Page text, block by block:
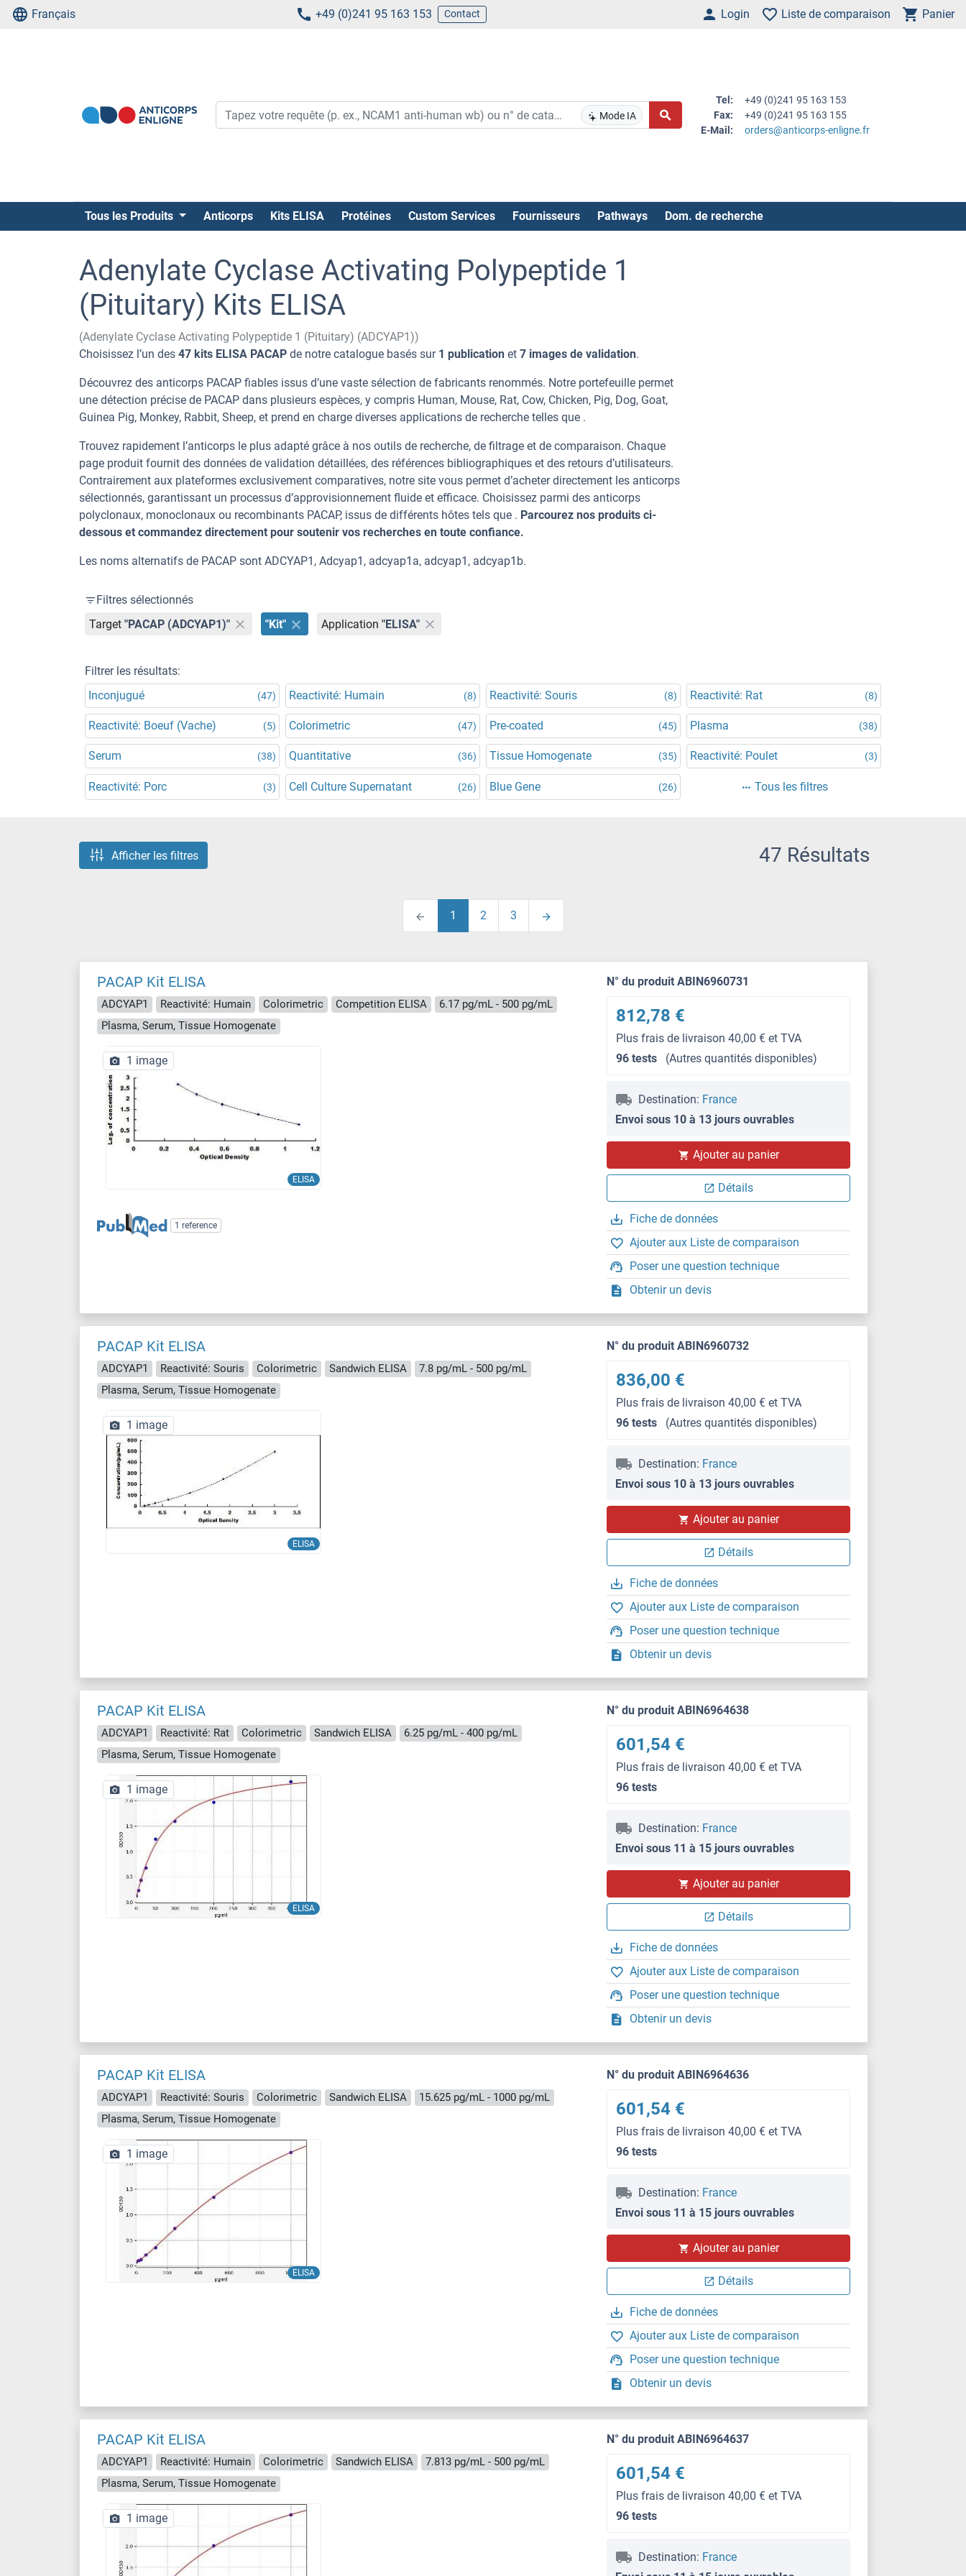
Français +49 (0)241 95 163 153 Contact Login Liste de comparaison Panier
Mode IA
Tel:
+49 (0)241 95 163 153
Fax:
+49 (0)241 95 163 155
E-Mail:
orders@anticorps-enligne.fr
Tous les Produits Anticorps Kits ELISA Protéines Custom Services Fournisseurs Pathways Dom. de recherche
Adenylate Cyclase Activating Polypeptide 1
(Pituitary) Kits ELISA
(Adenylate Cyclase Activating Polypeptide 1 (Pituitary) (ADCYAP1))
Choisissez l’un des 47 kits ELISA PACAP de notre catalogue basés sur 1 publication et 7 images de validation.
Découvrez des anticorps PACAP fiables issus d’une vaste sélection de fabricants renommés. Notre portefeuille permet
une détection précise de PACAP dans plusieurs espèces, y compris Human, Mouse, Rat, Cow, Chicken, Pig, Dog, Goat,
Guinea Pig, Monkey, Rabbit, Sheep, et prend en charge diverses applications de recherche telles que .
Trouvez rapidement l’anticorps le plus adapté grâce à nos outils de recherche, de filtrage et de comparaison. Chaque
page produit fournit des données de validation détaillées, des références bibliographiques et des retours d’utilisateurs.
Contrairement aux plateformes exclusivement comparatives, notre site vous permet d’acheter directement les anticorps
sélectionnés, garantissant un processus d’approvisionnement fluide et efficace. Choisissez parmi des anticorps
polyclonaux, monoclonaux ou recombinants PACAP, issus de différents hôtes tels que . Parcourez nos produits ci-
dessous et commandez directement pour soutenir vos recherches en toute confiance.
Les noms alternatifs de PACAP sont ADCYAP1, Adcyap1, adcyap1a, adcyap1, adcyap1b.
Filtres sélectionnés
Target "PACAP (ADCYAP1)" "Kit" Application "ELISA"
Filtrer les résultats:
Inconjugué
(47) Reactivité: Humain (8) Reactivité: Souris (8) Reactivité: Rat (8)
Reactivité: Boeuf (Vache) (5) Colorimetric (47) Pre-coated (45) Plasma (38)
Serum (38) Quantitative (36) Tissue Homogenate (35) Reactivité: Poulet (3)
Reactivité: Porc (3) Cell Culture Supernatant (26) Blue Gene (26) Tous les filtres
Afficher les filtres 47 Résultats
1 2 3
PACAP Kit ELISA
ADCYAP1 Reactivité: Humain Colorimetric Competition ELISA
6.17 pg/mL - 500 pg/mL
Plasma, Serum, Tissue Homogenate
ELISA
1 image
1 reference
N° du produit ABIN6960731
812,78 €
Plus frais de livraison 40,00 € et TVA
96 tests
(Autres quantités disponibles)
Destination: France
Envoi sous 10 à 13 jours ouvrables
Ajouter au panier
Détails
Fiche de données
Ajouter aux Liste de comparaison
Poser une question technique
Obtenir un devis
PACAP Kit ELISA
ADCYAP1 Reactivité: Souris Colorimetric Sandwich ELISA
7.8 pg/mL - 500 pg/mL
Plasma, Serum, Tissue Homogenate
ELISA
1 image
N° du produit ABIN6960732
836,00 €
Plus frais de livraison 40,00 € et TVA
96 tests
(Autres quantités disponibles)
Destination: France
Envoi sous 10 à 13 jours ouvrables
Ajouter au panier
Détails
Fiche de données
Ajouter aux Liste de comparaison
Poser une question technique
Obtenir un devis
PACAP Kit ELISA
ADCYAP1 Reactivité: Rat Colorimetric Sandwich ELISA
6.25 pg/mL - 400 pg/mL
Plasma, Serum, Tissue Homogenate
ELISA
1 image
N° du produit ABIN6964638
601,54 €
Plus frais de livraison 40,00 € et TVA
96 tests
Destination: France
Envoi sous 11 à 15 jours ouvrables
Ajouter au panier
Détails
Fiche de données
Ajouter aux Liste de comparaison
Poser une question technique
Obtenir un devis
PACAP Kit ELISA
ADCYAP1 Reactivité: Souris Colorimetric Sandwich ELISA
15.625 pg/mL - 1000 pg/mL
Plasma, Serum, Tissue Homogenate
ELISA
1 image
N° du produit ABIN6964636
601,54 €
Plus frais de livraison 40,00 € et TVA
96 tests
Destination: France
Envoi sous 11 à 15 jours ouvrables
Ajouter au panier
Détails
Fiche de données
Ajouter aux Liste de comparaison
Poser une question technique
Obtenir un devis
PACAP Kit ELISA
ADCYAP1 Reactivité: Humain Colorimetric Sandwich ELISA
7.813 pg/mL - 500 pg/mL
Plasma, Serum, Tissue Homogenate
1 image
N° du produit ABIN6964637
601,54 €
Plus frais de livraison 40,00 € et TVA
96 tests
Destination: France